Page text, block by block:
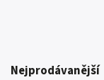
Nejprodávanější